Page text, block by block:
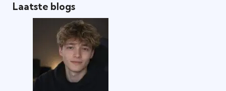
Laatste blogs